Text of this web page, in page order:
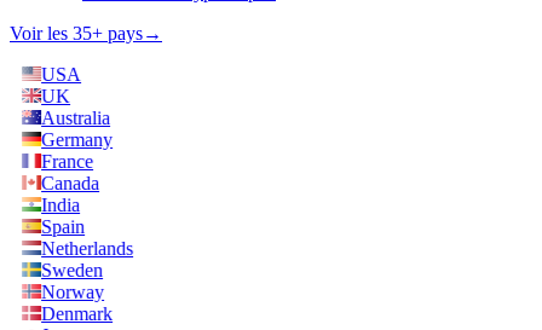
Voir les 35+ pays→
USA
UK
Australia
Germany
France
Canada
India
Spain
Netherlands
Sweden
Norway
Denmark